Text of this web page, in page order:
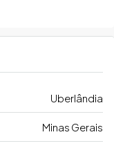
Uberlândia
Minas Gerais